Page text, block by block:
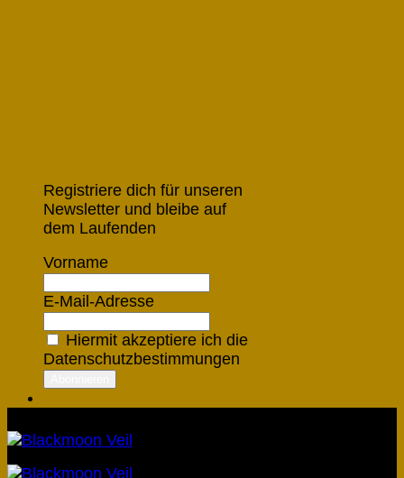
Registriere dich für unseren
Newsletter und bleibe auf
dem Laufenden
Vorname
E-Mail-Adresse
Hiermit akzeptiere ich die
Datenschutzbestimmungen